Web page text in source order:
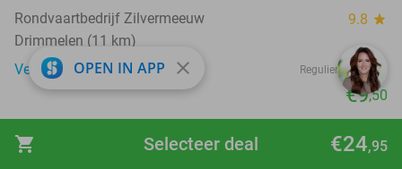
shopping_cart €24,95
Selecteer deal
Rondvaartbedrijf Zilvermeeuw 9.8 star
Drimmelen (11 km)
Verkocht: 2.752
Regulier €12
€9,50
favorite_border
OPEN IN APP close